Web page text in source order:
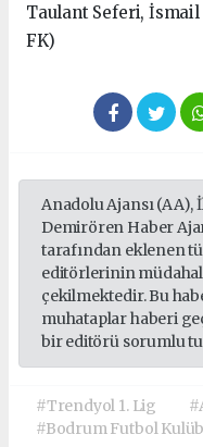
Taulant Seferi, İsmail
FK)
Anadolu Ajansı (AA),
Demirören Haber
tarafından eklenen
editörlerinin
çekilmektedir. Bu
muhataplar haberi
bir editörü sorumlu
#Trendyol 1. Lig
#Bodrum Futbol